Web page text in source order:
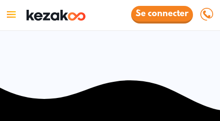
Se connecter